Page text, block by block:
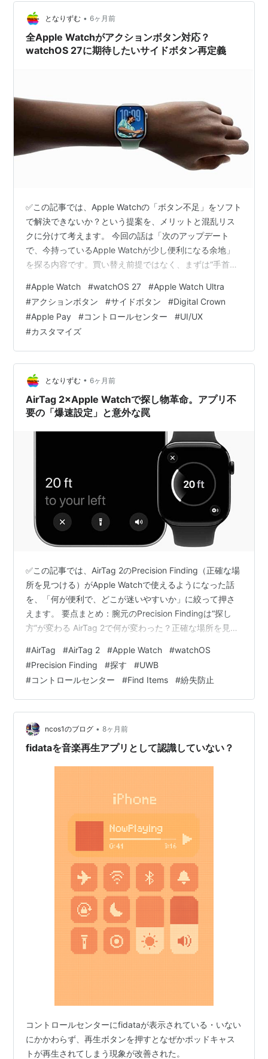
る どうも、となりです…
となりずむ • 6ヶ月前
全Apple Watchがアクションボタン対応？
watchOS 27に期待したいサイドボタン再定義
✅この記事では、Apple Watchの「ボタン不足」をソフト
で解決できないか？という提案を、メリットと混乱リス
クに分けて考えます。 今回の話は「次のアップデート
で、今持っているApple Watchが少し便利になる余地」
を探る内容です。買い替え前提ではなく、まずは“手首の
す。 要点まとめ：全モデルに“押せる余白”を作れるか 詳
細解説：Apple Watchの2ボタンは、もう“埋まっている”
提案の中身：サイドボタン長押しを“アクション化”する
ただし落とし穴：強制再起動・スクショ導線と衝突しや
すい 代替案：Apple Payの2回押しを“譲る…
#Apple Watch #watchOS 27 #Apple Watch Ultra
#アクションボタン #サイドボタン #Digital Crown
#Apple Pay #コントロールセンター #UI/UX
#カスタマイズ
となりずむ • 6ヶ月前
AirTag 2×Apple Watchで探し物革命。アプリ不
要の「爆速設定」と意外な罠
✅この記事では、AirTag 2のPrecision Finding（正確な場
所を見つける）がApple Watchで使えるようになった話
を、「何が便利で、どこが迷いやすいか」に絞って押さ
えます。 要点まとめ：腕元のPrecision Findingは“探し
方”が変わる AirTag 2で何が変わった？正確な場所を見つ
iPhoneを出せない瞬間に強い 設定手順：コントロールセ
ンターに追加するのが前提 追加の手順（Appleが案内し
ている流れ） 使い勝手の良いところ：持ち物ごとに“専用
アイコン”になる 注目したいポイント：なぜ「探す」ア…
#AirTag #AirTag 2 #Apple Watch #watchOS
#Precision Finding #探す #UWB
#コントロールセンター #Find Items #紛失防止
ncos1のブログ • 8ヶ月前
fidataを音楽再生アプリとして認識していない？
コントロールセンターにfidataが表示されている・いない
にかかわらず、再生ボタンを押すとなぜかポッドキャス
トが再生されてしまう現象が改善された。